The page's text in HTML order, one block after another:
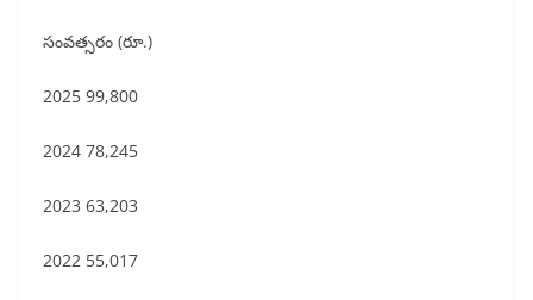
సంవత్సరం (రూ.)
2025 99,800
2024 78,245
2023 63,203
2022 55,017